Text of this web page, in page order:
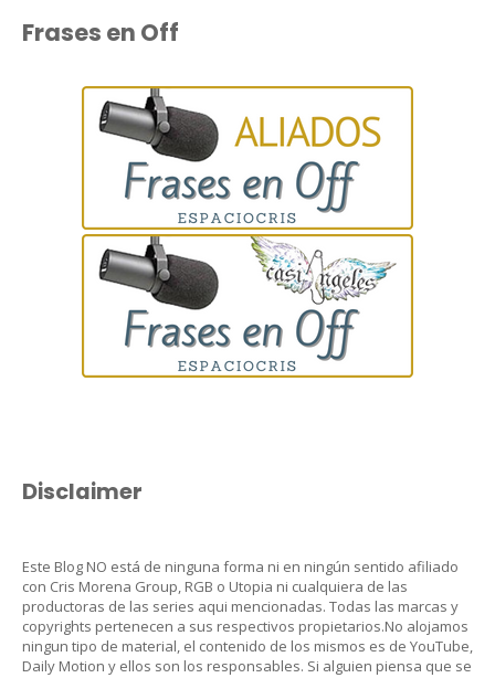
Frases en Off
Disclaimer
Este Blog NO está de ninguna forma ni en ningún sentido afiliado
con Cris Morena Group, RGB o Utopia ni cualquiera de las
productoras de las series aqui mencionadas. Todas las marcas y
copyrights pertenecen a sus respectivos propietarios.No alojamos
ningun tipo de material, el contenido de los mismos es de YouTube,
Daily Motion y ellos son los responsables. Si alguien piensa que se